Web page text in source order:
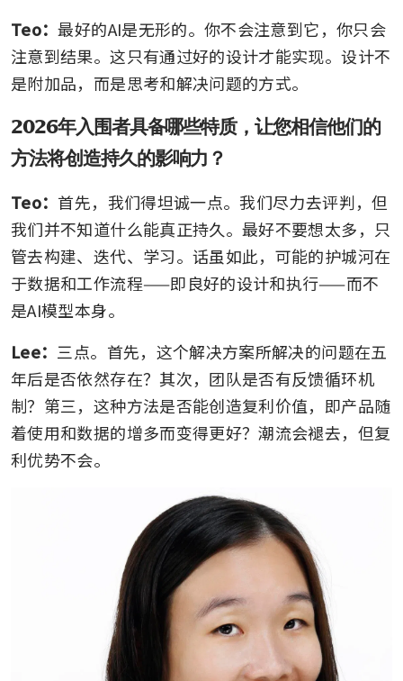
Teo：最好的AI是无形的。你不会注意到它，你只会
注意到结果。这只有通过好的设计才能实现。设计不
是附加品，而是思考和解决问题的方式。
2026年入围者具备哪些特质，让您相信他们的
方法将创造持久的影响力？
Teo： 首先，我们得坦诚一点。我们尽力去评判，但
我们并不知道什么能真正持久。最好不要想太多，只
管去构建、迭代、学习。话虽如此，可能的护城河在
于数据和工作流程——即良好的设计和执行——而不
是AI模型本身。
Lee： 三点。首先，这个解决方案所解决的问题在五
年后是否依然存在？其次，团队是否有反馈循环机
制？第三，这种方法是否能创造复利价值，即产品随
着使用和数据的增多而变得更好？潮流会褪去，但复
利优势不会。